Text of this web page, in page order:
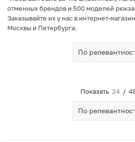
отменных брендов и 500 моделей
Заказывайте их у нас в интернет-
Москвы и Петербурга.
Показать 24 /